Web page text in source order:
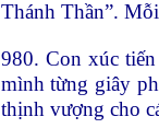
Thánh Thần”.
980. Con xúc
mình từng giây
thịnh vượng cho